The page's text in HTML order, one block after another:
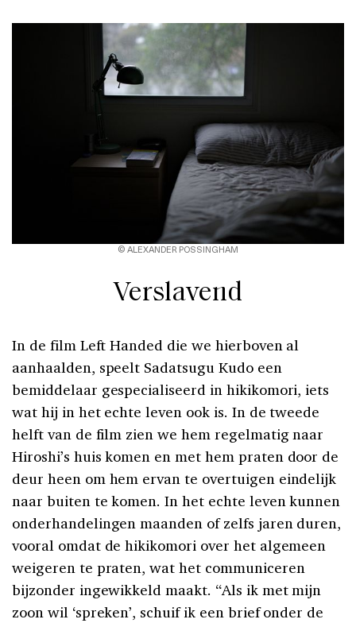
© ALEXANDER POSSINGHAM
Verslavend
In de film Left Handed die we hierboven al
aanhaalden, speelt Sadatsugu Kudo een
bemiddelaar gespecialiseerd in hikikomori, iets
wat hij in het echte leven ook is. In de tweede
helft van de film zien we hem regelmatig naar
Hiroshi’s huis komen en met hem praten door de
deur heen om hem ervan te overtuigen eindelijk
naar buiten te komen. In het echte leven kunnen
onderhandelingen maanden of zelfs jaren duren,
vooral omdat de hikikomori over het algemeen
weigeren te praten, wat het communiceren
bijzonder ingewikkeld maakt. “Als ik met mijn
zoon wil ‘spreken’, schuif ik een brief onder de